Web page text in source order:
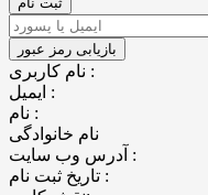
نام کاربری :
ایمیل :
نام :
نام خانوادگی
آدرس وب سایت :
تاریخ ثبت نام :